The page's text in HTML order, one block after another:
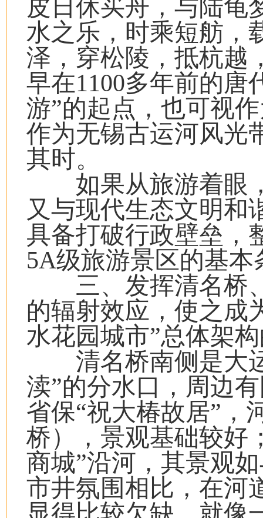
皮日休买舟，与陆龟
水之乐，时乘短舫，
泽，穿松陵，抵杭越
早在1100多年前的唐
游”的起点，也可视
作为无锡古运河风光
其时。
如果从旅游着眼，
又与现代生态文明和
具备打破行政壁垒，
5A级旅游景区的基本
三、发挥清名桥、
的辐射效应，使之成
水花园城市”总体架
清名桥南侧是大运
渎”的分水口，周边
省保“祝大椿故居”，
桥），景观基础较好
商城”沿河，其景观
市井氛围相比，在河